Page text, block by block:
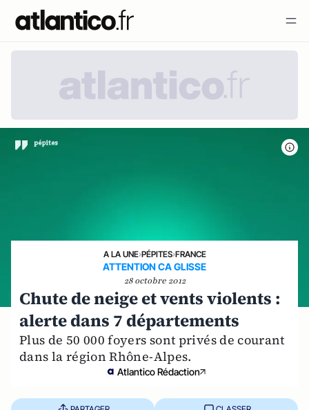
A LA UNE›PÉPITES›FRANCE
ATTENTION CA GLISSE
28 octobre 2012
Chute de neige et vents violents :
alerte dans 7 départements
Plus de 50 000 foyers sont privés de courant
dans la région Rhône-Alpes.
Atlantico Rédaction